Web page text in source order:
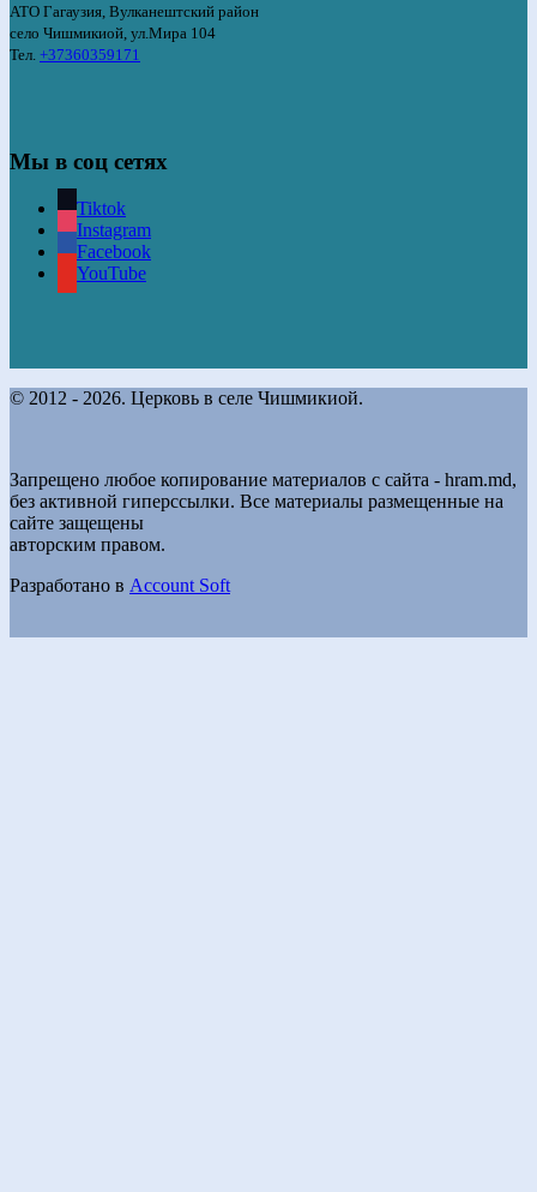
АТО Гагаузия, Вулканештский район
село Чишмикиой, ул.Мира 104
Тел. +37360359171
Мы в соц сетях
Tiktok
Instagram
Facebook
YouTube
© 2012 - 2026. Церковь в селе Чишмикиой.
Запрещено любое копирование материалов с сайта - hram.md,
без активной гиперссылки. Все материалы размещенные на
сайте защещены
авторским правом.
Разработано в Account Soft